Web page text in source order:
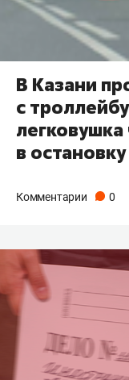
В Казани
с
легковушка
в остановку
Комментарии 0